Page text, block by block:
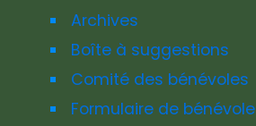
Archives
Boîte à suggestions
Comité des bénévoles
Formulaire de bénévole